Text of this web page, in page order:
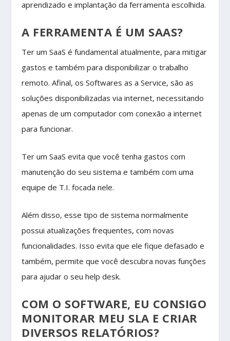
aprendizado e implantação da ferramenta escolhida.
A FERRAMENTA É UM SAAS?
Ter um SaaS é fundamental atualmente, para mitigar
gastos e também para disponibilizar o trabalho
remoto. Afinal, os Softwares as a Service, são as
soluções disponibilizadas via internet, necessitando
apenas de um computador com conexão a internet
para funcionar.
Ter um SaaS evita que você tenha gastos com
manutenção do seu sistema e também com uma
equipe de T.I. focada nele.
Além disso, esse tipo de sistema normalmente
possui atualizações frequentes, com novas
funcionalidades. Isso evita que ele fique defasado e
também, permite que você descubra novas funções
para ajudar o seu help desk.
COM O SOFTWARE, EU CONSIGO
MONITORAR MEU SLA E CRIAR
DIVERSOS RELATÓRIOS?